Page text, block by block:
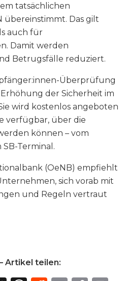
tatsächlichen
übereinstimmt. Das gilt
auch für
Damit werden
Betrugsfälle reduziert.
Überprüfung
der Sicherheit im
wird kostenlos angeboten
verfügbar, über die
können – vom
Terminal.
(OeNB) empfiehlt
sich vorab mit
und Regeln vertraut
Artikel teilen: